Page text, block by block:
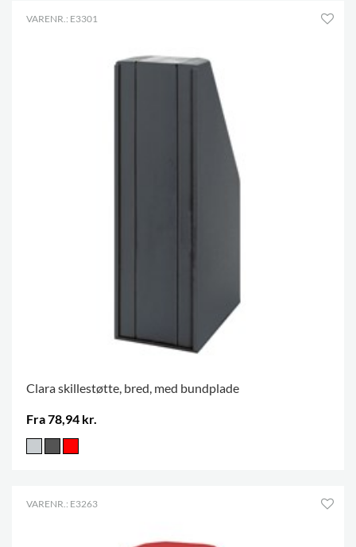
VARENR.: E3301
Clara skillestøtte, bred, med bundplade
Fra 78,94 kr.
VARENR.: E3263